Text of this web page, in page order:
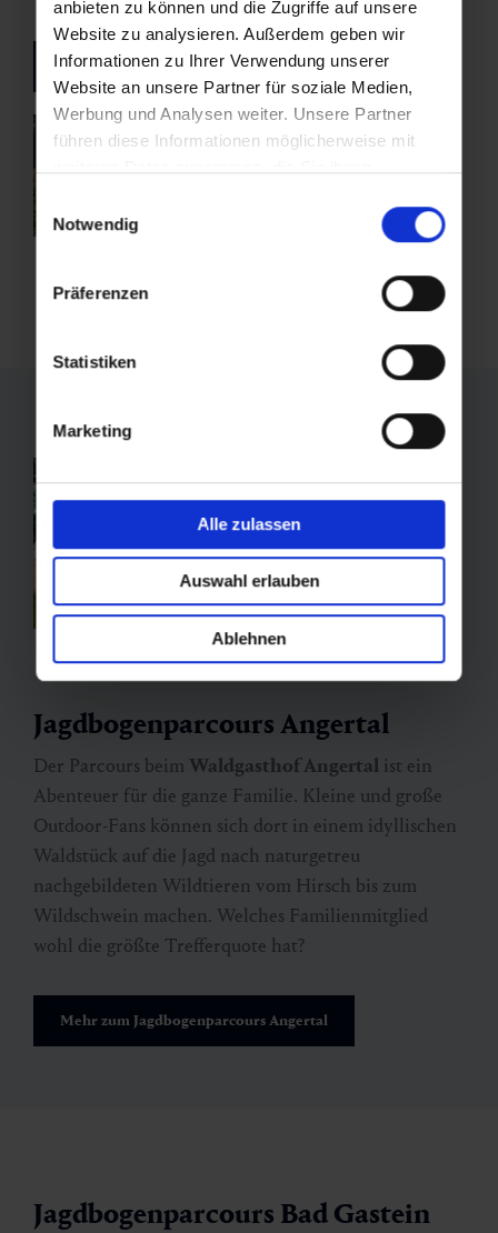
anbieten zu können und die Zugriffe auf unsere
Website zu analysieren. Außerdem geben wir
Informationen zu Ihrer Verwendung unserer
Website an unsere Partner für soziale Medien,
Werbung und Analysen weiter. Unsere Partner
führen diese Informationen möglicherweise mit
Nutzung der Dienste gesammelt haben.
Notwendig
Präferenzen
Statistiken
Marketing
Alle zulassen
Auswahl erlauben
Ablehnen
Jagdbogenparcours Hartlbauer
Jagdbogenparcours Angertal
Der Parcours beim Waldgasthof Angertal ist ein
Abenteuer für die ganze Familie. Kleine und große
Outdoor-Fans können sich dort in einem idyllischen
Waldstück auf die Jagd nach naturgetreu
nachgebildeten Wildtieren vom Hirsch bis zum
Wildschwein machen. Welches Familienmitglied
wohl die größte Trefferquote hat?
Mehr zum Jagdbogenparcours Angertal
Jagdbogenparcours Bad Gastein